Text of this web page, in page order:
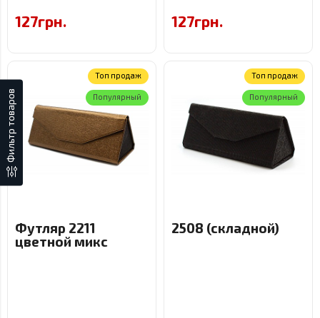
Фильтр товаров
127грн. 127грн.
Топ продаж
Популярный
Футляр 2211
цветной микс
Топ продаж
Популярный
2508 (складной)